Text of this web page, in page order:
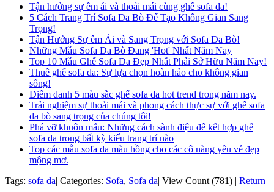
Tận hưởng sự êm ái và thoải mái cùng ghế sofa da!
5 Cách Trang Trí Sofa Da Bò Để Tạo Không Gian Sang
Trọng!
Tận Hưởng Sự êm Ái và Sang Trọng với Sofa Da Bò!
Những Mẫu Sofa Da Bò Đang 'Hot' Nhất Năm Nay
Top 10 Mẫu Ghế Sofa Da Đẹp Nhất Phải Sở Hữu Năm Nay!
Thuê ghế sofa da: Sự lựa chọn hoàn hảo cho không gian
sống!
Điểm danh 5 màu sắc ghế sofa da hot trend trong năm nay.
Trải nghiệm sự thoải mái và phong cách thực sự với ghế sofa
da bò sang trọng của chúng tôi!
Phá vỡ khuôn mẫu: Những cách sành điệu để kết hợp ghế
sofa da trong bất kỳ kiểu trang trí nào
Top các mẫu sofa da màu hồng cho các cô nàng yêu vẻ đẹp
mộng mơ.
Tags: sofa da| Categories: Sofa, Sofa da| View Count (781) | Return